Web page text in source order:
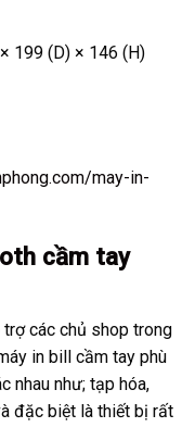
199 (D) × 146 (H)
may-in-
cầm tay
các chủ shop trong
in bill cầm tay phù
nhau như; tạp hóa,
đặc biệt là thiết bị rất